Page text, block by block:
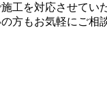
工を対応させてい
方もお気軽にご相